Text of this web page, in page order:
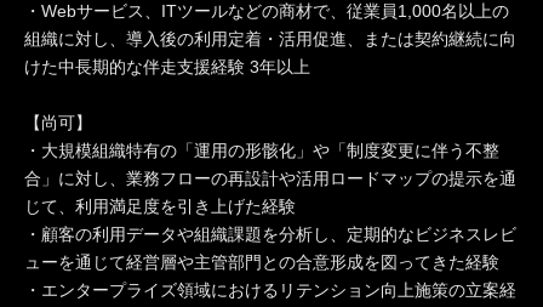
・Webサービス、ITツールなどの商材で、従業員1,000名以上の
組織に対し、導入後の利用定着・活用促進、または契約継続に向
けた中長期的な伴走支援経験 3年以上
【尚可】
・大規模組織特有の「運用の形骸化」や「制度変更に伴う不整
合」に対し、業務フローの再設計や活用ロードマップの提示を通
じて、利用満足度を引き上げた経験
・顧客の利用データや組織課題を分析し、定期的なビジネスレビ
ューを通じて経営層や主管部門との合意形成を図ってきた経験
・エンタープライズ領域におけるリテンション向上施策の立案経